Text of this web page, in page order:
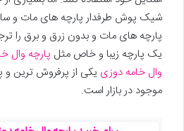
شیک پوش طرفدار پارچه های مات و
پارچه های مات و بدون زرق و برق را
یک پارچه زیبا و خاص مثل پارچه وال
وال خامه دوزی یکی از پرفروش ترین
موجود در بازار است.